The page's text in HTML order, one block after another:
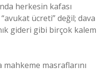
herkesin kafası
ücreti” değil; dava
gideri gibi birçok kalem
masraflarını